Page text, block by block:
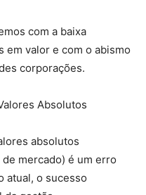
com a baixa
em valor e com o abismo
corporações.
Absolutos
absolutos
mercado) é um erro
atual, o sucesso